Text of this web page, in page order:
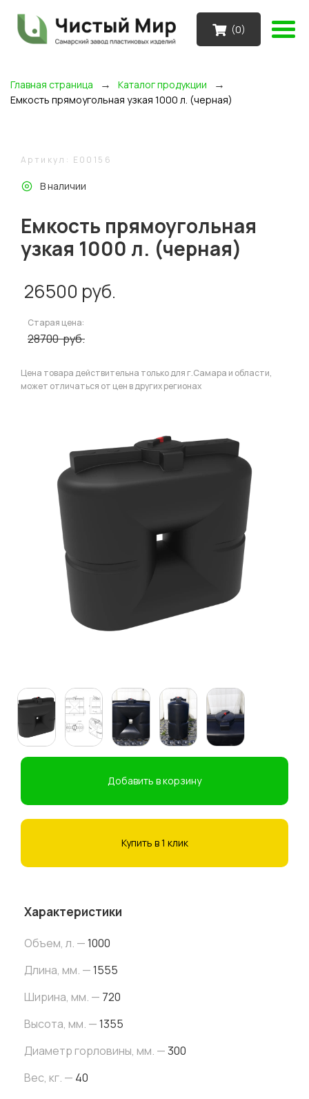
(0)
Главная страница → Каталог продукции →
Емкость прямоугольная узкая 1000 л. (черная)
Артикул: E00156
В наличии
Емкость прямоугольная
узкая 1000 л. (черная)
26500 руб.
Старая цена:
28700руб.
Цена товара действительна только для г.Самара и области,
может отличаться от цен в других регионах
Добавить в корзину
Купить в 1 клик
Характеристики
Объем, л. —1000
Длина, мм. —1555
Ширина, мм. — 720
Высота, мм. —1355
Диаметр горловины, мм. —300
Вес, кг. — 40